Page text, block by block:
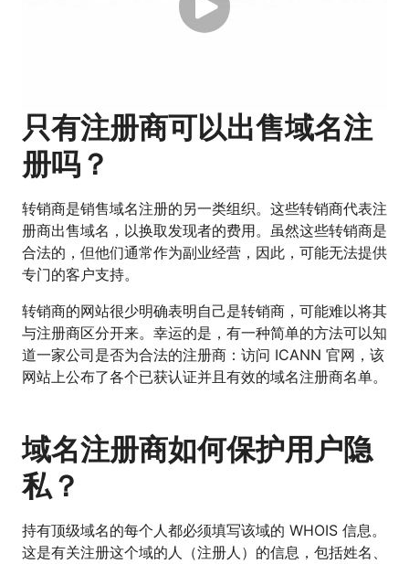
只有注册商可以出售域名注
册吗？
转销商是销售域名注册的另一类组织。这些转销商代表注
册商出售域名，以换取发现者的费用。虽然这些转销商是
合法的，但他们通常作为副业经营，因此，可能无法提供
专门的客户支持。
转销商的网站很少明确表明自己是转销商，可能难以将其
与注册商区分开来。幸运的是，有一种简单的方法可以知
道一家公司是否为合法的注册商：访问 ICANN 官网，该
网站上公布了各个已获认证并且有效的域名注册商名单。
域名注册商如何保护用户隐
私？
持有顶级域名的每个人都必须填写该域的 WHOIS 信息。
这是有关注册这个域的人（注册人）的信息，包括姓名、